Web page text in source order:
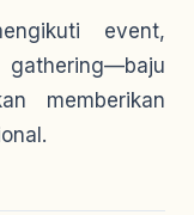
event,
memberikan